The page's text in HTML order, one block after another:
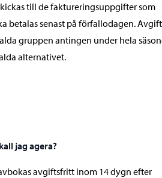
till de faktureringsuppgifter som
betalas senast på förfallodagen.
gruppen antingen under hela
alternativet.
jag agera?
avgiftsfritt inom 14 dygn efter